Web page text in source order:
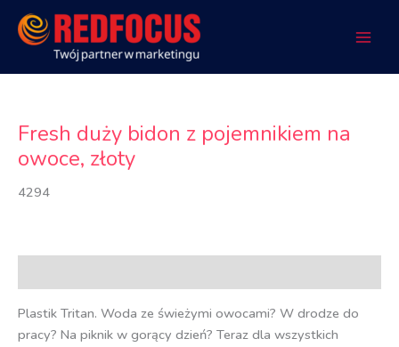
Przejdź
Fresh duży bidon z pojemnikiem na
owoce, złoty
4294
Plastik Tritan. Woda ze świeżymi owocami? W drodze do
pracy? Na piknik w gorący dzień? Teraz dla wszystkich